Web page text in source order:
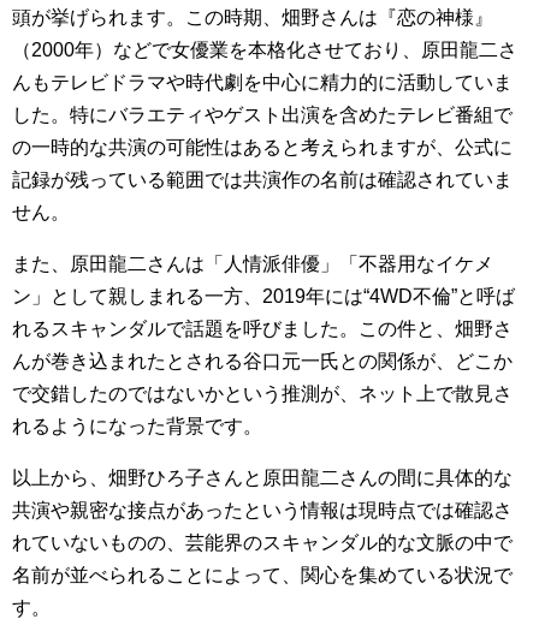
頭が挙げられます。この時期、畑野さんは『恋の神様』
（2000年）などで女優業を本格化させており、原田龍二さ
んもテレビドラマや時代劇を中心に精力的に活動していま
した。特にバラエティやゲスト出演を含めたテレビ番組で
の一時的な共演の可能性はあると考えられますが、公式に
記録が残っている範囲では共演作の名前は確認されていま
せん。
また、原田龍二さんは「人情派俳優」「不器用なイケメ
ン」として親しまれる一方、2019年には“4WD不倫”と呼ば
れるスキャンダルで話題を呼びました。この件と、畑野さ
んが巻き込まれたとされる谷口元一氏との関係が、どこか
で交錯したのではないかという推測が、ネット上で散見さ
れるようになった背景です。
以上から、畑野ひろ子さんと原田龍二さんの間に具体的な
共演や親密な接点があったという情報は現時点では確認さ
れていないものの、芸能界のスキャンダル的な文脈の中で
名前が並べられることによって、関心を集めている状況で
す。